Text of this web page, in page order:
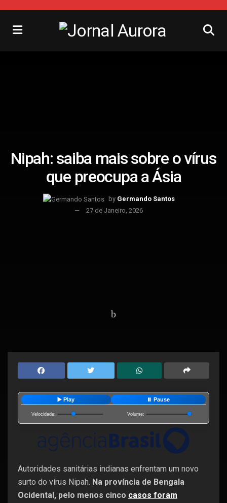
Nipah: saiba mais sobre o vírus
que preocupa a Ásia
by Germando Santos
27 de Janeiro, 2026
▶️ Play ⏸️ Pause
Velocidade: Volume:
Autoridades sanitárias indianas enfrentam um novo
surto do vírus Nipah. Na província de Bengala
Ocidental, pelo menos cinco casos foram